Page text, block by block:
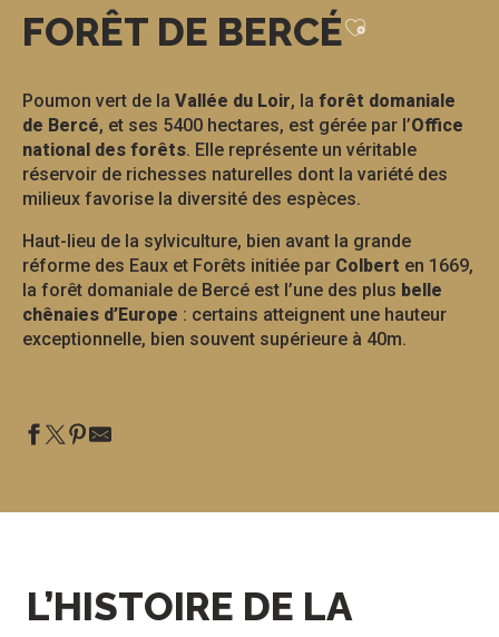
FORÊT DE BERCÉAjouter aux
Poumon vert de la Vallée du Loir, la forêt domaniale
de Bercé, et ses 5400 hectares, est gérée par l’Office
national des forêts. Elle représente un véritable
réservoir de richesses naturelles dont la variété des
milieux favorise la diversité des espèces.
Haut-lieu de la sylviculture, bien avant la grande
réforme des Eaux et Forêts initiée par Colbert en 1669,
la forêt domaniale de Bercé est l’une des plus belle
chênaies d’Europe : certains atteignent une hauteur
exceptionnelle, bien souvent supérieure à 40m.
L’HISTOIRE DE LA